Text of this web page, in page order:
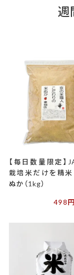
週
【毎日数量限定】
栽培米だけを精米
ぬか（1kg）
498円